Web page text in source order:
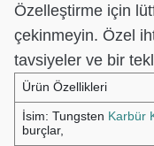
Özelleştirme için
çekinmeyin. Özel
tavsiyeler ve bir
Ürün Özellikleri
İsim: Tungsten Karbür
burçlar,